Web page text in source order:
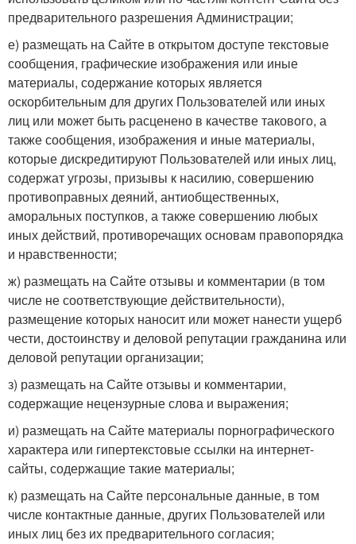
предварительного разрешения Администрации;
е) размещать на Сайте в открытом доступе текстовые
сообщения, графические изображения или иные
материалы, содержание которых является
оскорбительным для других Пользователей или иных
лиц или может быть расценено в качестве такового, а
также сообщения, изображения и иные материалы,
которые дискредитируют Пользователей или иных лиц,
содержат угрозы, призывы к насилию, совершению
противоправных деяний, антиобщественных,
аморальных поступков, а также совершению любых
иных действий, противоречащих основам правопорядка
и нравственности;
ж) размещать на Сайте отзывы и комментарии (в том
числе не соответствующие действительности),
размещение которых наносит или может нанести ущерб
чести, достоинству и деловой репутации гражданина или
деловой репутации организации;
з) размещать на Сайте отзывы и комментарии,
содержащие нецензурные слова и выражения;
и) размещать на Сайте материалы порнографического
характера или гипертекстовые ссылки на интернет-
сайты, содержащие такие материалы;
к) размещать на Сайте персональные данные, в том
числе контактные данные, других Пользователей или
иных лиц без их предварительного согласия;